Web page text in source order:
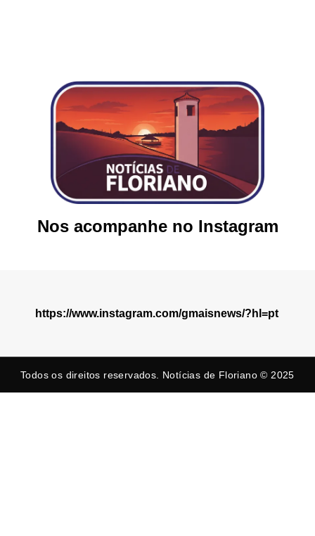
Nos acompanhe no Instagram
https://www.instagram.com/gmaisnews/?hl=pt
Todos os direitos reservados. Notícias de Floriano © 2025